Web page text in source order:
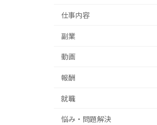
仕事内容
副業
動画
報酬
就職
悩み・問題解決